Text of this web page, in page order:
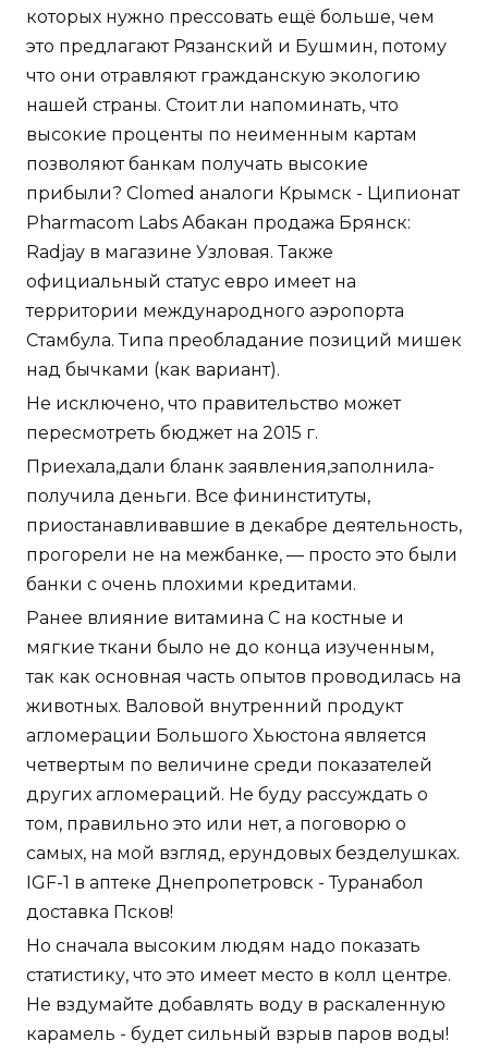
которых нужно прессовать ещё больше, чем
это предлагают Рязанский и Бушмин, потому
что они отравляют гражданскую экологию
нашей страны. Стоит ли напоминать, что
высокие проценты по неименным картам
позволяют банкам получать высокие
прибыли? Clomed аналоги Крымск - Ципионат
Pharmacom Labs Абакан продажа Брянск:
Radjay в магазине Узловая. Также
официальный статус евро имеет на
территории международного аэропорта
Стамбула. Типа преобладание позиций мишек
над бычками (как вариант).
Не исключено, что правительство может
пересмотреть бюджет на 2015 г.
Приехала,дали бланк заявления,заполнила-
получила деньги. Все фининституты,
приостанавливавшие в декабре деятельность,
прогорели не на межбанке, — просто это были
банки с очень плохими кредитами.
Ранее влияние витамина С на костные и
мягкие ткани было не до конца изученным,
так как основная часть опытов проводилась на
животных. Валовой внутренний продукт
агломерации Большого Хьюстона является
четвертым по величине среди показателей
других агломераций. Не буду рассуждать о
том, правильно это или нет, а поговорю о
самых, на мой взгляд, ерундовых безделушках.
IGF-1 в аптеке Днепропетровск - Туранабол
доставка Псков!
Но сначала высоким людям надо показать
статистику, что это имеет место в колл центре.
Не вздумайте добавлять воду в раскаленную
карамель - будет сильный взрыв паров воды!